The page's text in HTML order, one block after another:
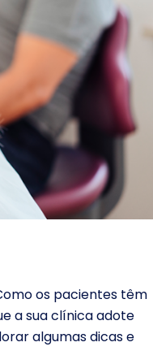
os pacientes têm
a sua clínica adote
algumas dicas e